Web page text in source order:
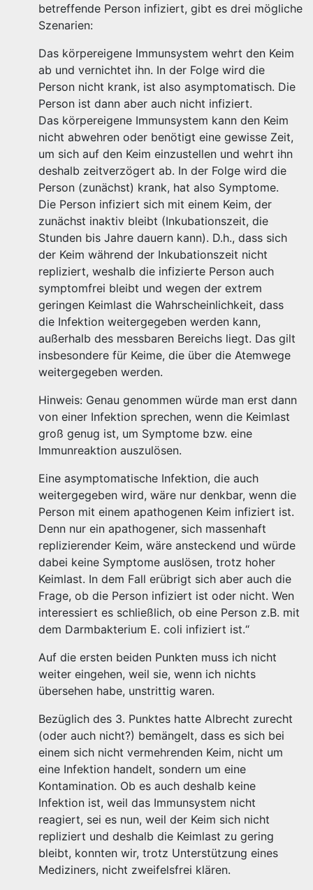
betreffende Person infiziert, gibt es drei mögliche
Szenarien:
Das körpereigene Immunsystem wehrt den Keim
ab und vernichtet ihn. In der Folge wird die
Person nicht krank, ist also asymptomatisch. Die
Person ist dann aber auch nicht infiziert.
Das körpereigene Immunsystem kann den Keim
nicht abwehren oder benötigt eine gewisse Zeit,
um sich auf den Keim einzustellen und wehrt ihn
deshalb zeitverzögert ab. In der Folge wird die
Person (zunächst) krank, hat also Symptome.
Die Person infiziert sich mit einem Keim, der
zunächst inaktiv bleibt (Inkubationszeit, die
Stunden bis Jahre dauern kann). D.h., dass sich
der Keim während der Inkubationszeit nicht
repliziert, weshalb die infizierte Person auch
symptomfrei bleibt und wegen der extrem
geringen Keimlast die Wahrscheinlichkeit, dass
die Infektion weitergegeben werden kann,
außerhalb des messbaren Bereichs liegt. Das gilt
insbesondere für Keime, die über die Atemwege
weitergegeben werden.
Hinweis: Genau genommen würde man erst dann
von einer Infektion sprechen, wenn die Keimlast
groß genug ist, um Symptome bzw. eine
Immunreaktion auszulösen.
Eine asymptomatische Infektion, die auch
weitergegeben wird, wäre nur denkbar, wenn die
Person mit einem apathogenen Keim infiziert ist.
Denn nur ein apathogener, sich massenhaft
replizierender Keim, wäre ansteckend und würde
dabei keine Symptome auslösen, trotz hoher
Keimlast. In dem Fall erübrigt sich aber auch die
Frage, ob die Person infiziert ist oder nicht. Wen
interessiert es schließlich, ob eine Person z.B. mit
dem Darmbakterium E. coli infiziert ist.“
Auf die ersten beiden Punkten muss ich nicht
weiter eingehen, weil sie, wenn ich nichts
übersehen habe, unstrittig waren.
Bezüglich des 3. Punktes hatte Albrecht zurecht
(oder auch nicht?) bemängelt, dass es sich bei
einem sich nicht vermehrenden Keim, nicht um
eine Infektion handelt, sondern um eine
Kontamination. Ob es auch deshalb keine
Infektion ist, weil das Immunsystem nicht
reagiert, sei es nun, weil der Keim sich nicht
repliziert und deshalb die Keimlast zu gering
bleibt, konnten wir, trotz Unterstützung eines
Mediziners, nicht zweifelsfrei klären.